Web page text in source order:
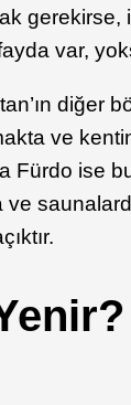
var,
diğer
ve
Fürdo ise
ve